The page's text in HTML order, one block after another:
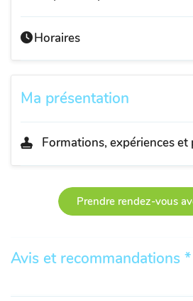
Horaires
Ma présentation
Formations, expériences
Prendre rendez-vous
Avis et recommandations *